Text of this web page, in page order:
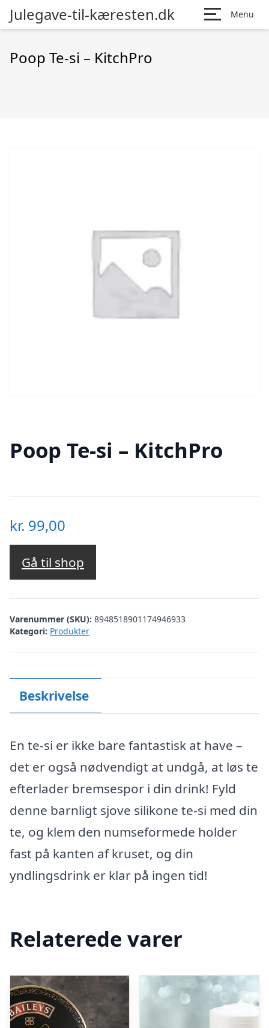
Julegave-til-kæresten.dk Menu
Poop Te-si – KitchPro
Poop Te-si – KitchPro
kr. 99,00
Gå til shop
Varenummer (SKU): 8948518901174946933
Kategori: Produkter
Beskrivelse
En te-si er ikke bare fantastisk at have –
det er også nødvendigt at undgå, at løs te
efterlader bremsespor i din drink! Fyld
denne barnligt sjove silikone te-si med din
te, og klem den numseformede holder
fast på kanten af kruset, og din
yndlingsdrink er klar på ingen tid!
Relaterede varer